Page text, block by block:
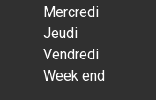
Mercredi
Jeudi
Vendredi
Week end